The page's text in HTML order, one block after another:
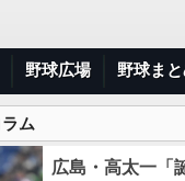
野球広場 野球ま
ム
広島・高太一「